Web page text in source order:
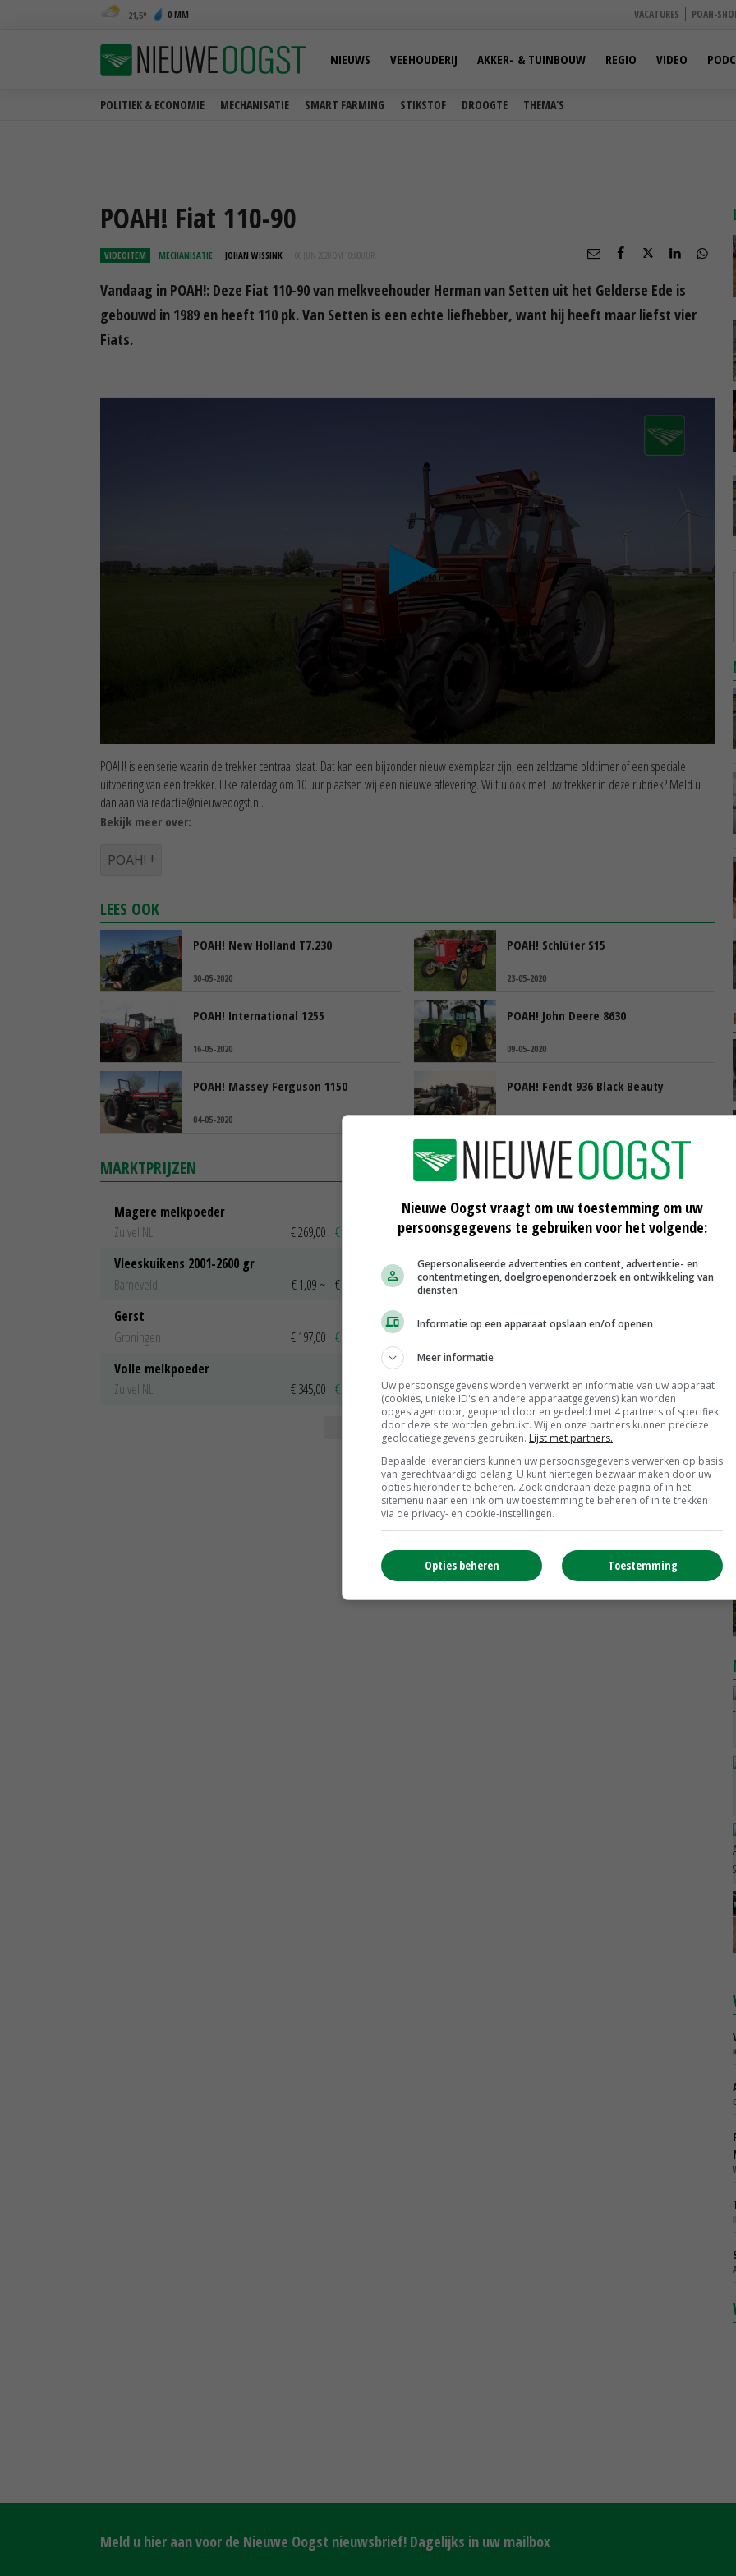
21,5 0 MM VACATURES POAH-
POLITIEK & ECONOMIE MECHANISATIE SMART FARMING STIKSTOF DROOGTE THEMA'S
NIEUWS VEEHOUDERIJ AKKER- & TUINBOUW REGIO VIDEO
POAH! Fiat 110-90
VIDEOITEM MECHANISATIE JOHAN WISSINK 06 JUN 2020 OM 10:00
Vandaag in POAH!: Deze Fiat 110-90 van melkveehouder Herman van Setten uit het Gelderse Ede is
gebouwd in 1989 en heeft 110 pk. Van Setten is een echte liefhebber, want hij heeft maar liefst vier
Fiats.
seconds
of
2
minutes,
42
secondsVolume
POAH! is een serie waarin de trekker centraal staat. Dat kan een bijzonder nieuw exemplaar zijn, een zeldzame oldtimer of een speciale
uitvoering van een trekker. Elke zaterdag om 10 uur plaatsen wij een nieuwe aflevering. Wilt u ook met uw trekker in deze rubriek? Meld u
dan aan via redactie@nieuweoogst.nl.
Bekijk meer over:
POAH!
LEES OOK
POAH! New Holland T7.230
30-05-2020
POAH! Schlüter S15
23-05-2020
POAH! International 1255
16-05-2020
POAH! John Deere 8630
09-05-2020
POAH! Massey Ferguson 1150
04-05-2020
POAH! Fendt 936 Black Beauty
25-04-2020
MARKTPRIJZEN
Magere melkpoeder
Zuivel NL
€ 269,00 € 7,00
Vleeskuikens 2001-2600 gr
Barneveld
€ 1,09 ~ € 1,11
Gerst
Groningen
€ 197,00 € 2,00
Volle melkpoeder
Zuivel NL
€ 345,00 € 20,00
Scharreleieren maat 59
Barneveld
€ 12,00
€ 0,00
Fritesgeschikt NL Du Be
PotatoNL
€ 15,00~ € 23,00
Uien Middenmeer Geel 30-60% grof
Biggen weekprijzen
€ 26,50 € 0,50
MEER MARKTPRIJZEN
Meld u hier aan voor de Nieuwe Oogst nieuwsbrief! Dagelijks in uw mailbox
Nieuwe Oogst vraagt om uw toestemming om uw
persoonsgegevens te gebruiken voor het volgende:
Gepersonaliseerde advertenties en content, advertentie- en
contentmetingen, doelgroepenonderzoek en ontwikkeling van
diensten
Informatie op een apparaat opslaan en/of openen
Meer informatie
Uw persoonsgegevens worden verwerkt en informatie van uw apparaat
(cookies, unieke ID's en andere apparaatgegevens) kan worden
opgeslagen door, geopend door en gedeeld met 4 partners of specifiek
door deze site worden gebruikt. Wij en onze partners kunnen precieze
geolocatiegegevens gebruiken. Lijst met partners.
Bepaalde leveranciers kunnen uw persoonsgegevens verwerken op basis
van gerechtvaardigd belang. U kunt hiertegen bezwaar maken door uw
opties hieronder te beheren. Zoek onderaan deze pagina of in het
sitemenu naar een link om uw toestemming te beheren of in te trekken
via de privacy- en cookie-instellingen.
Toestemming
Opties beheren